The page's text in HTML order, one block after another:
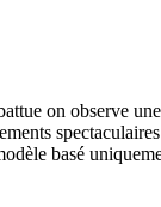
on observe
basé